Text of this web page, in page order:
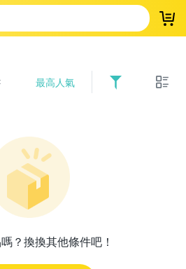
登
最高人氣
？換換其他條件吧！